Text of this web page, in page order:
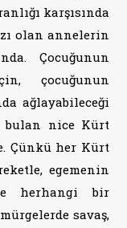
karşısında
olan annelerin
Çocuğunun
çocuğunun
ağlayabileceği
bulan nice Kürt
Çünkü her Kürt
egemenin
herhangi bir
savaş,